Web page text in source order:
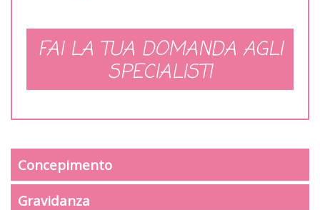
FAI LA TUA DOMANDA AGLI
SPECIALISTI
Concepimento
Gravidanza